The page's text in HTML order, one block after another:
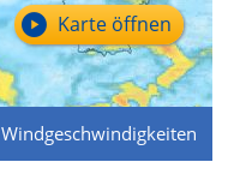
Windgeschwindigkeiten
Karte öffnen